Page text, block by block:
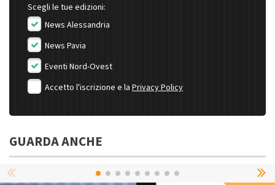
Scegli le tue edizioni:
News Alessandria
News Pavia
Eventi Nord-Ovest
Accetto l'iscrizione e la Privacy Policy
GUARDA ANCHE